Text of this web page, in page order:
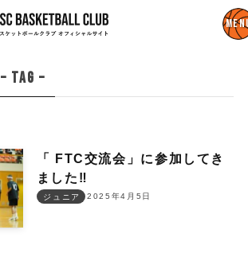
– tag –
「 FTC交流会」に参加してき
ました‼︎
2025年4月5日
ジュニア